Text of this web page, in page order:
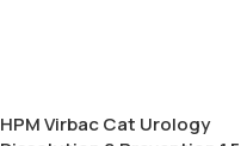
HPM Virbac Cat Urology